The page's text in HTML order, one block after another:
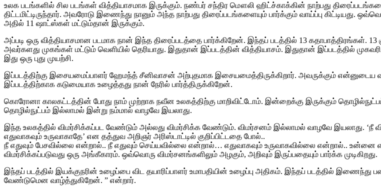
உலக படங்களில் சில படங்கள் வித்தியாசமாக இருக்கும். நண்பர் சந்திர மௌலி ஹிட்ச்காக்கின் நாற்பது
திட்டமிட்டிருந்தார். அவரோடு இணைந்து நானும் அந்த நாற்பது திரைப்படங்களையும் பார்க்கும் வாய்ப்பு கிட்டியது.
அதில் 11 ஷாட்ஸ்கள் மட்டும்தான் இருக்கும்.
அப்படி ஒரு வித்தியாசமான படமாக நான் இந்த திரைப்படத்தை பார்க்கிறேன். இந்தப் படத்தில் 13 கதாபாத்திரங்கள்.
அவர்களது முகங்கள் மட்டும் வெளியில் தெரியாது. இதுதான் இப்படத்தின் வித்தியாசம். இதுதான் இப்படத்தில்
இது ஒரு புது முயற்சி.
இப்படத்திற்கு இசையமைப்பாளர் ஹேமந்த் சீனிவாசன் அற்புதமாக இசையமைத்திருக்கிறார். அவருக்கும் என்னுடைய
இப்படத்திற்காக கடுமையாக உழைத்தது நான் நேரில் பார்த்திருக்கிறேன்.
கொரோனா காலகட்டத்தின் போது நாம் முற்றாக நவீன உலகத்திற்கு மாறிவிட்டோம். இன்றைக்கு இருக்கும் தொழில்நுட்பம்..
தொழில்நுட்பம் இல்லாமல் இன்று நம்மால் வாழவே இயலாது.
இந்த உலகத்தில் விமர்சிக்கப்பட வேண்டும் அல்லது விமர்சிக்க வேண்டும். விமர்சனம் இல்லாமல் வாழவே இயலாது. ‘நீ
எதுவாகவும் உருவாகாதே’ என தத்துவ அறிஞர் அரிஸ்டாட்டில் குறிப்பிட்டதை போல்..
நீ எதுவும் பேசவில்லை என்றால்.. நீ எதுவும் செய்யவில்லை என்றால்… எதுவாகவும் உருவாகவில்லை என்றால்..
விமர்சிக்கப்படுவது ஒரு அங்கீகாரம். ஒவ்வொரு விமர்சனங்களிலும் அழகும், அறிவும் இருப்பதையும் பார்க்க முடிகிறது.
இந்தப் படத்தில் இயக்குநரின் உழைப்பை விட தயாரிப்பாளர் உமாபதியின் உழைப்பு அதிகம். இந்தப் படத்தில் இணைந்து
வேண்டுமென வாழ்த்துகிறேன். ” என்றார்.